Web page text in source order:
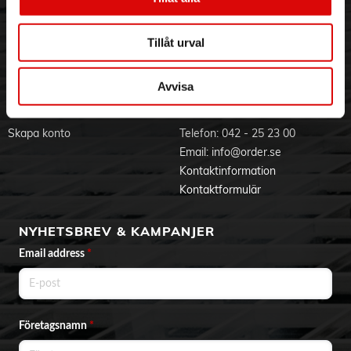
Tillåt urval
Avvisa
Visselblåsning
Jobba hos oss
Varumärken
Godsefterlysning & Felleverans
Integritetspolicy
Om cookies
BLI KUND
Skapa konto
KONTAKTA OSS
Telefon: 042 - 25 23 00
Email: info@order.se
Kontaktinformation
Kontaktformulär
NYHETSBREV & KAMPANJER
Email address *
Företagsnamn*